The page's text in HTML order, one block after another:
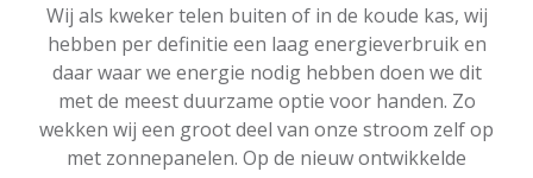
Wij als kweker telen buiten of in de koude kas, wij
hebben per definitie een laag energieverbruik en
daar waar we energie nodig hebben doen we dit
met de meest duurzame optie voor handen. Zo
wekken wij een groot deel van onze stroom zelf op
met zonnepanelen. Op de nieuw ontwikkelde